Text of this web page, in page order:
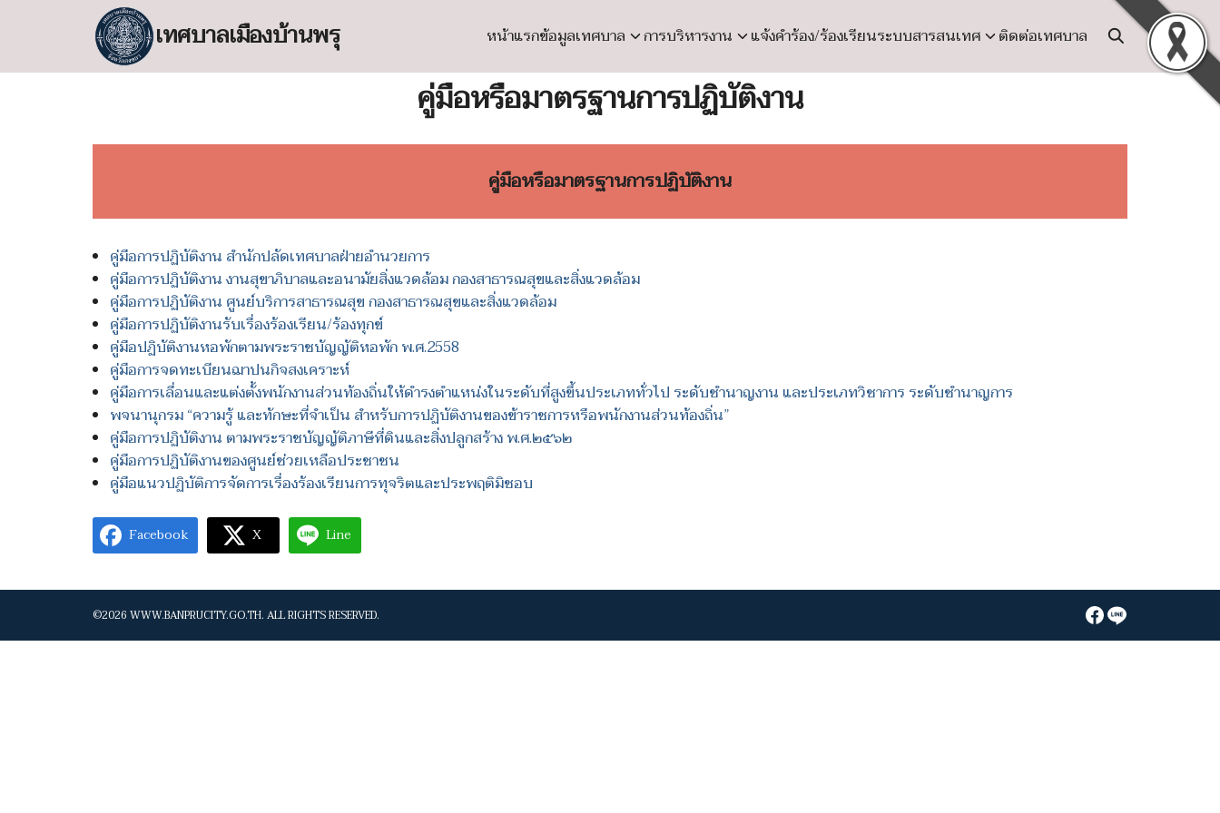
เทศบาลเมืองบ้านพรุ หน้าแรกข้อมูลเทศบาล การบริหารงาน แจ้งคำร้อง/ร้องเรียนระบบสารสนเทศ
ติดต่อเทศบาล
Searchคู่มือหรือมาตรฐานการปฏิบัติงาน
คู่มือหรือมาตรฐานการปฏิบัติงาน
คู่มือการปฏิบัติงาน สำนักปลัดเทศบาลฝ่ายอำนวยการ
คู่มือการปฏิบัติงาน งานสุขาภิบาลและอนามัยสิ่งแวดล้อม กองสาธารณสุขและสิ่งแวดล้อม
คู่มือการปฏิบัติงาน ศูนย์บริการสาธารณสุข กองสาธารณสุขและสิ่งแวดล้อม
คู่มือการปฏิบัติงานรับเรื่องร้องเรียน/ร้องทุกข์
คู่มือปฏิบัติงานหอพักตามพระราชบัญญัติหอพัก พ.ศ.2558
คู่มือการจดทะเบียนฌาปนกิจสงเคราะห์
คู่มือการเลื่อนและแต่งตั้งพนักงานส่วนท้องถิ่นให้ดำรงตำแหน่งในระดับที่สูงขึ้นประเภททั่วไป ระดับชำนาญงาน และประเภทวิชาการ ระดับชำนาญการ
พจนานุกรม “ความรู้ และทักษะที่จำเป็น สำหรับการปฏิบัติงานของข้าราชการหรือพนักงานส่วนท้องถิ่น”
คู่มือการปฏิบัติงาน ตามพระราชบัญญัติภาษีที่ดินและสิ่งปลูกสร้าง พ.ศ.๒๕๖๒
คู่มือการปฏิบัติงานของศูนย์ช่วยเหลือประชาชน
คู่มือแนวปฏิบัติการจัดการเรื่องร้องเรียนการทุจริตและประพฤติมิชอบ
Facebook X Line
©2026 WWW.BANPRUCITY.GO.TH. ALL RIGHTS RESERVED.